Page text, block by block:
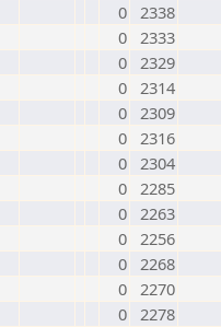
0 2338
0 2333
0 2329
0 2314
0 2309
0 2316
0 2304
0 2285
0 2263
0 2256
0 2268
0 2270
0 2278